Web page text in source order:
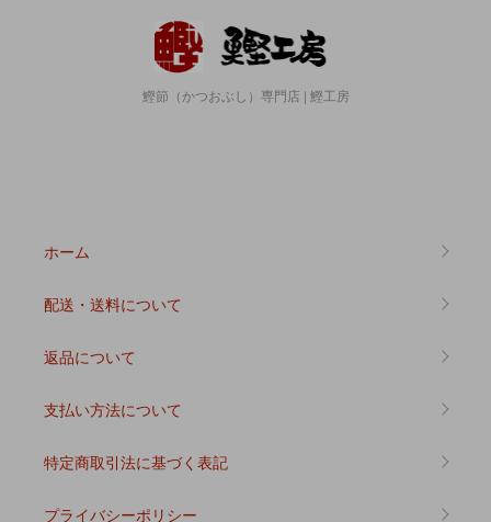
鰹節（かつおぶし）専門店 | 鰹工房
ホーム
配送・送料について
返品について
支払い方法について
特定商取引法に基づく表記
プライバシーポリシー